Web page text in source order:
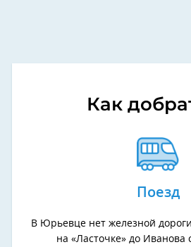
Как
Поезд
В Юрьевце нет железной
на «Ласточке» до Иванова